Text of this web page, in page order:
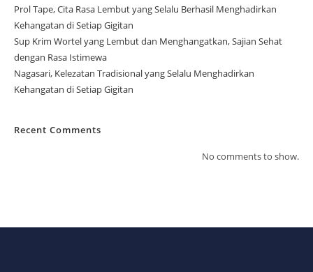
Prol Tape, Cita Rasa Lembut yang Selalu Berhasil Menghadirkan
Kehangatan di Setiap Gigitan
Sup Krim Wortel yang Lembut dan Menghangatkan, Sajian Sehat
dengan Rasa Istimewa
Nagasari, Kelezatan Tradisional yang Selalu Menghadirkan
Kehangatan di Setiap Gigitan
Recent Comments
No comments to show.